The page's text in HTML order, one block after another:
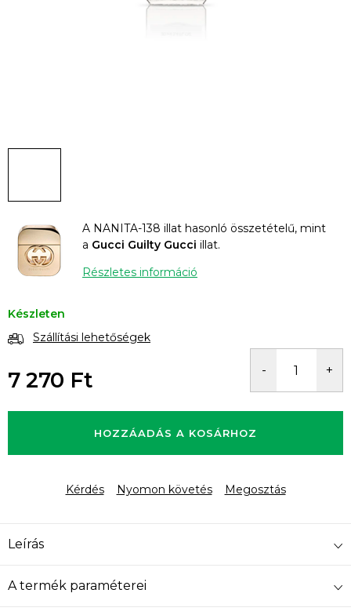
A NANITA-138 illat hasonló összetételű, mint
a Gucci Guilty Gucci illat.
Részletes információ
Készleten
Szállítási lehetőségek
7 270 Ft
HOZZÁADÁS A KOSÁRHOZ
Kérdés Nyomon követés Megosztás
Leírás
A termék paraméterei